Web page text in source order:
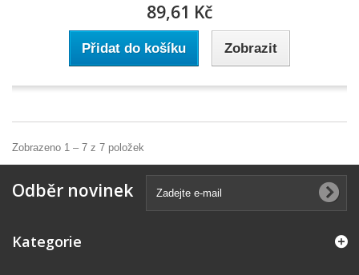
89,61 Kč
Přidat do košíku Zobrazit
Zobrazeno 1 – 7 z 7 položek
Odběr novinek
Kategorie